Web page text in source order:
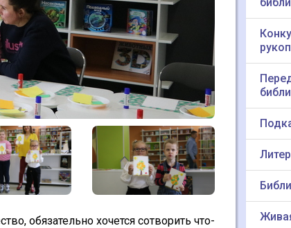
обязательно хочется сотворить что-